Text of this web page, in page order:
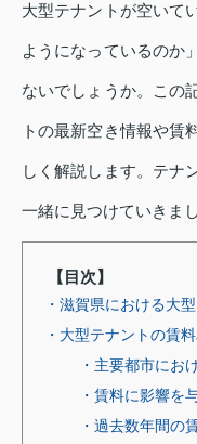
大型テナントが空いて
ようになっているのか
ないでしょうか。この
トの最新空き情報や賃
しく解説します。テナ
一緒に見つけていきまし
【目次】
・滋賀県における大
・大型テナントの賃
・主要都市にお
・賃料に影響を
・過去数年間の